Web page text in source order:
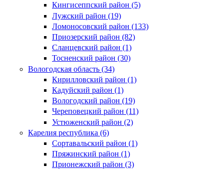
Кингисеппский район (5)
Лужский район (19)
Ломоносовский район (133)
Приозерский район (82)
Сланцевский район (1)
Тосненский район (30)
Вологодская область (34)
Кирилловский район (1)
Кадуйский район (1)
Вологодский район (19)
Череповецкий район (11)
Устюженский район (2)
Карелия республика (6)
Сортавальский район (1)
Пряжинский район (1)
Прионежский район (3)